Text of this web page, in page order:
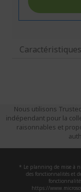
Caractéristiques
Nous utilisons
indépendant pour la
raisonnables et
* Le planning de mise à
des fonctionnalités et
https://